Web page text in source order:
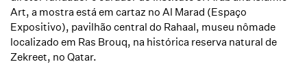
Art, a mostra está em cartaz no Al Marad (Espaço
Expositivo), pavilhão central do Rahaal, museu nômade
localizado em Ras Brouq, na histórica reserva natural de
Zekreet, no Qatar.